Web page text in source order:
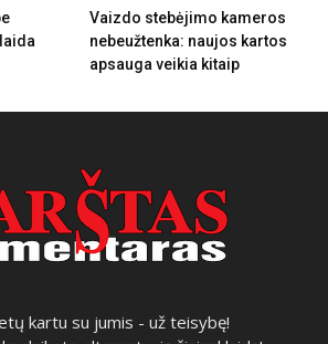
Vaizdo stebėjimo kameros
nebeužtenka: naujos kartos
apsauga veikia kitaip
kartu su jumis - už teisybę!